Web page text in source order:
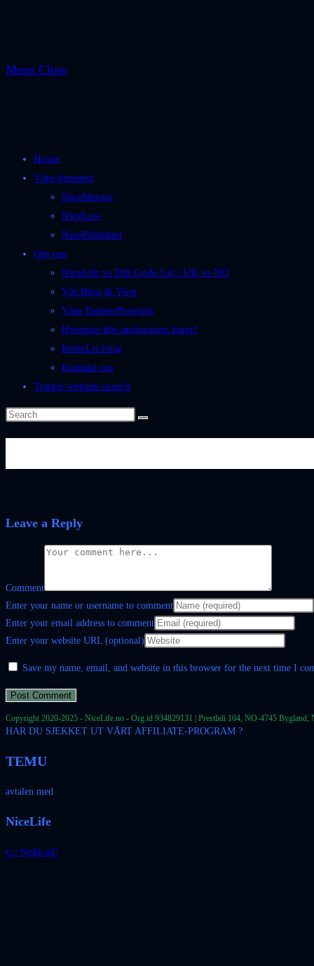
Menu Close
Home
Våre tjenester
NiceMentor
NiceLaw
NicePublisher
Om oss
NiceLife vs Ditt Gode Liv | UK vs NO
Vår Blog & Vlog
Våre PartnerProgram
Hvordan blir innleggene laget?
ReiseLiv.blog
Kontakt oss
Toggle website search
Leave a Reply
Comment
Enter your name or username to comment
Enter your email address to comment
Enter your website URL (optional)
Save my name, email, and website in this browser for the next time I
Copyright 2020-2025 - NiceLife.no - Org.id 934829131 | Prestlidi 104, NO-4745
HAR DU SJEKKET UT VÅRT AFFILIATE-PROGRAM ?
TEMU
avtalen med
NiceLife
👉 Sjekk nå!